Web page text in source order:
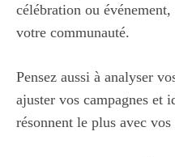
célébration ou
votre communauté.
Pensez aussi à analyser
ajuster vos campagnes et
résonnent le plus avec vos